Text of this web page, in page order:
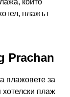
който
плажът
Prachan
плажовете за
хотелски плаж